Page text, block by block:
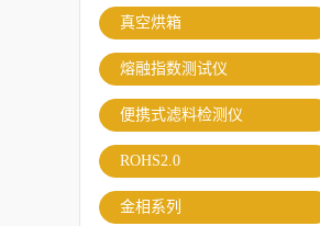
真空烘箱
熔融指数测试仪
便携式滤料检测仪
ROHS2.0
金相系列